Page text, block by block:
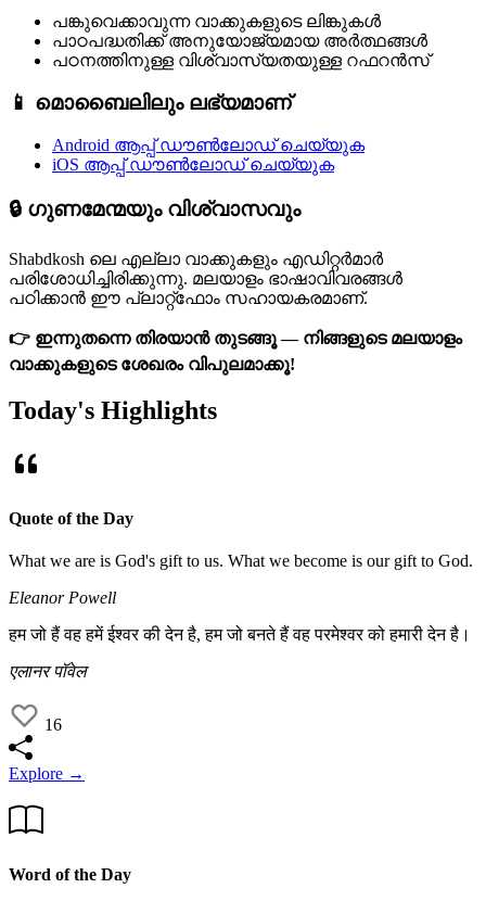
പങ്കുവെക്കാവുന്ന വാക്കുകളുടെ ലിങ്കുകൾ
പാഠപദ്ധതിക്ക് അനുയോജ്യമായ അർത്ഥങ്ങൾ
പഠനത്തിനുള്ള വിശ്വാസ്യതയുള്ള റഫറൻസ്
📱 മൊബൈലിലും ലഭ്യമാണ്
Android ആപ്പ് ഡൗൺലോഡ് ചെയ്യുക
iOS ആപ്പ് ഡൗൺലോഡ് ചെയ്യുക
🔒 ഗുണമേന്മയും വിശ്വാസവും
Shabdkosh ലെ എല്ലാ വാക്കുകളും എഡിറ്റർമാർ
പരിശോധിച്ചിരിക്കുന്നു. മലയാളം ഭാഷാവിവരങ്ങൾ
പഠിക്കാൻ ഈ പ്ലാറ്റ്ഫോം സഹായകരമാണ്.
👉 ഇന്നുതന്നെ തിരയാൻ തുടങ്ങൂ — നിങ്ങളുടെ മലയാളം
വാക്കുകളുടെ ശേഖരം വിപുലമാക്കൂ!
Today's Highlights
Quote of the Day
What we are is God's gift to us. What we become is our gift to God.
Eleanor Powell
हम जो हैं वह हमें ईश्वर की देन है, हम जो बनते हैं वह परमेश्वर को हमारी देन है।
एलानर पॉवेल
16
Explore →
Word of the Day